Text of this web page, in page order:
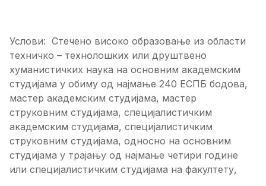
Услови: Стечено високо образовање из области
техничко – технолошких или друштвено
хуманистичких наука на основним академским
студијама у обиму од најмање 240 ЕСПБ бодова,
мастер академским студијама, мастер
струковним студијама, специјалистичким
академским студијама, специјалистичким
струковним студијама, односно на основним
студијама у трајању од најмање четири године
или специјалистичким студијама на факултету,